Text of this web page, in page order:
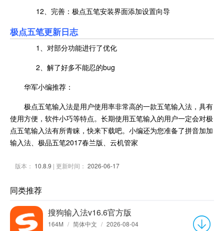
12、完善：极点五笔安装界面添加设置向导
极点五笔更新日志
1、对部分功能进行了优化
2、解了好多不能忍的bug
华军小编推荐：
极点五笔输入法是用户使用率非常高的一款五笔输入法，具有
使用方便，软件小巧等特点。长期使用五笔输入的用户一定会对极
点五笔输入法有所青睐，快来下载吧。小编还为您准备了拼音加加
输入法、极品五笔2017春兰版、云机管家
版本： 10.8.9 | 更新时间： 2026-06-17
同类推荐
搜狗输入法v16.6官方版
164M / 简体中文 / 2026-08-04